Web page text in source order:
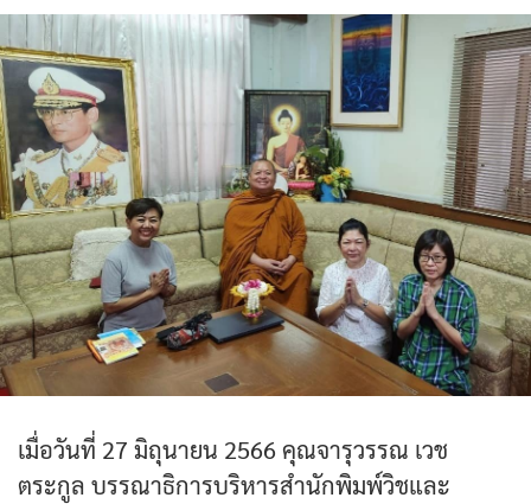
เมื่อวันที่ 27 มิถุนายน 2566 คุณจารุวรรณ เวช
ตระกูล บรรณาธิการบริหารสำนักพิมพ์วิชและ